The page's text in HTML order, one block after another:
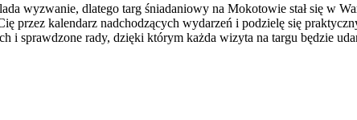
wyzwanie, dlatego targ śniadaniowy na Mokotowie stał się w
przez kalendarz nadchodzących wydarzeń i podzielę się
i sprawdzone rady, dzięki którym każda wizyta na targu będzie